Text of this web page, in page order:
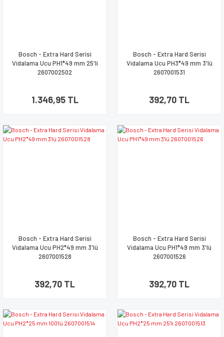
Bosch - Extra Hard Serisi
Vidalama Ucu PH1*49 mm 25'li
2607002502
1.346,95 TL
Bosch - Extra Hard Serisi
Vidalama Ucu PH3*49 mm 3'lü
2607001531
392,70 TL
Bosch - Extra Hard Serisi
Vidalama Ucu PH2*49 mm 3'lü
2607001528
392,70 TL
Bosch - Extra Hard Serisi
Vidalama Ucu PH1*49 mm 3'lü
2607001526
392,70 TL